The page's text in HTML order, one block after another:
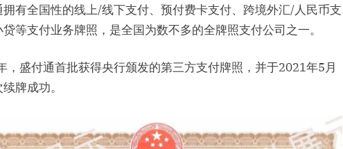
拥有全国性的线上/线下支付、预付费卡支付、跨境外汇/人民币支
等支付业务牌照，是全国为数不多的全牌照支付公司之一。
，盛付通首批获得央行颁发的第三方支付牌照，并于2021年5月
牌成功。​